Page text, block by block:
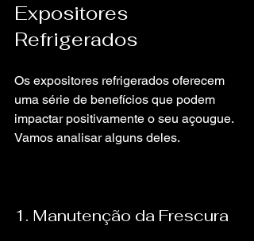
Expositores
Refrigerados
Os expositores refrigerados oferecem
uma série de benefícios que podem
impactar positivamente o seu açougue.
Vamos analisar alguns deles.
1. Manutenção da Frescura